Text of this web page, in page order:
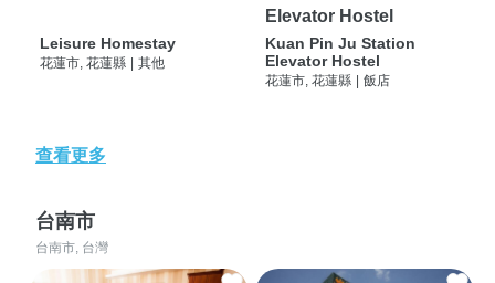
Leisure Homestay
花蓮市, 花蓮縣 其他
Elevator Hostel
Kuan Pin Ju Station
Elevator Hostel
花蓮市, 花蓮縣 飯店
查看更多
台南市
台南市, 台灣